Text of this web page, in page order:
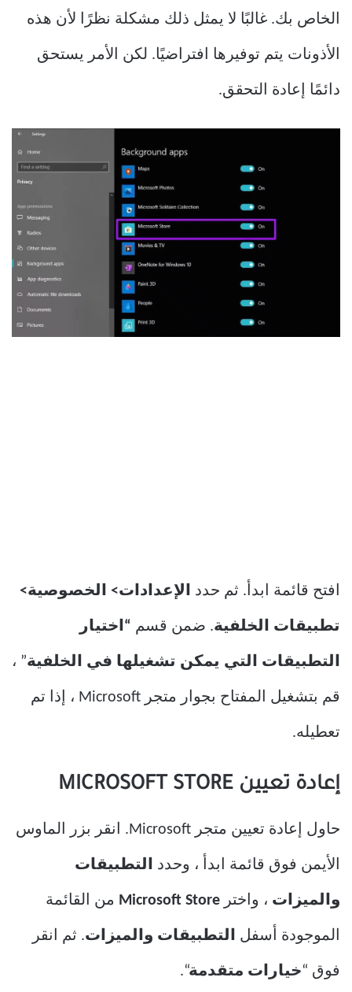
الخاص بك. غالبًا لا يمثل ذلك مشكلة نظرًا لأن هذه
الأذونات يتم توفيرها افتراضيًا. لكن الأمر يستحق
دائمًا إعادة التحقق.
افتح قائمة ابدأ. ثم حدد الإعدادات> الخصوصية>
تطبيقات الخلفية. ضمن قسم “اختيار
التطبيقات التي يمكن تشغيلها في الخلفية” ،
قم بتشغيل المفتاح بجوار متجر Microsoft ، إذا تم
تعطيله.
إعادة تعيين MICROSOFT STORE
حاول إعادة تعيين متجر Microsoft. انقر بزر الماوس
الأيمن فوق قائمة ابدأ ، وحدد التطبيقات
والميزات ، واختر من القائمة
الموجودة أسفل التطبيقات والميزات. ثم انقر
فوق “خيارات متقدمة“.